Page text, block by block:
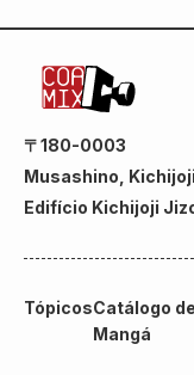
〒180-0003
Musashino,
Edifício Kichijoji
TópicosCatálogo de
Mangá